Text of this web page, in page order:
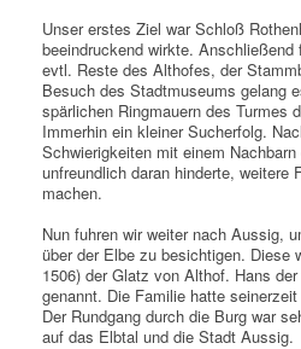
Unser erstes Ziel war Schloß
beeindruckend wirkte.
evtl. Reste des Althofes, der
Besuch des Stadtmuseums gelang
spärlichen Ringmauern des Turmes
Immerhin ein kleiner Sucherfolg.
Schwierigkeiten mit einem
unfreundlich daran hinderte,
machen.
Nun fuhren wir weiter nach Aussig,
über der Elbe zu besichtigen. Diese
1506) der Glatz von Althof. Hans
genannt. Die Familie hatte
Der Rundgang durch die Burg war
auf das Elbtal und die Stadt Aussig.